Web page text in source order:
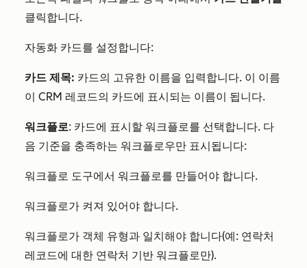
클릭합니다.
자동화 카드를 설정합니다:
카드 제목: 카드의 고유한 이름을 입력합니다. 이 이름
이 CRM 레코드의 카드에 표시되는 이름이 됩니다.
워크플로: 카드에 표시할 워크플로를 선택합니다. 다
음 기준을 충족하는 워크플로우만 표시됩니다:
워크플로 도구에서 워크플로를 만들어야 합니다.
워크플로가 켜져 있어야 합니다.
워크플로가 객체 유형과 일치해야 합니다(예: 연락처
레코드에 대한 연락처 기반 워크플로만).